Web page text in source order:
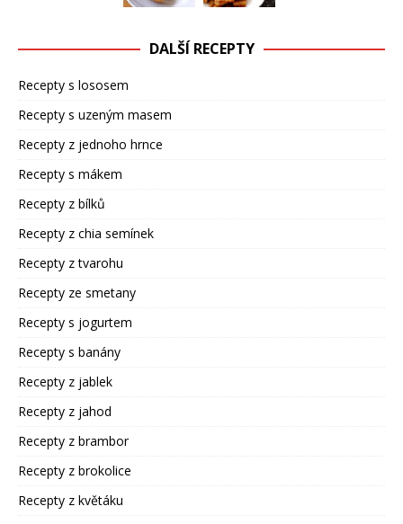
DALŠÍ RECEPTY
Recepty s lososem
Recepty s uzeným masem
Recepty z jednoho hrnce
Recepty s mákem
Recepty z bílků
Recepty z chia semínek
Recepty z tvarohu
Recepty ze smetany
Recepty s jogurtem
Recepty s banány
Recepty z jablek
Recepty z jahod
Recepty z brambor
Recepty z brokolice
Recepty z květáku